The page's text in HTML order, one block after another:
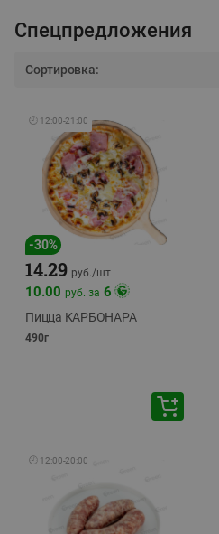
Спецпредложения
Сортировка:
🕘 12:00-21:00
-30%
14.29 руб./шт
10.00 руб. за 6
Пицца КАРБОНАРА
490г
🕘 12:00-20:00